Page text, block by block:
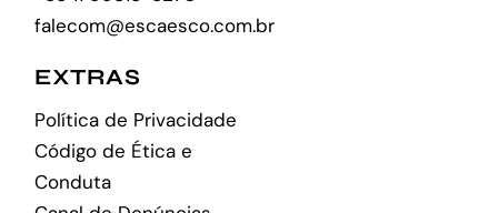
falecom@escaesco.com.br
EXTRAS
Política de Privacidade
Código de Ética e
Conduta